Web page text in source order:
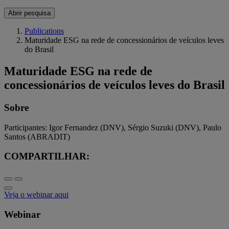
Abrir pesquisa
Publications
Maturidade ESG na rede de concessionários de veículos leves
do Brasil
Maturidade ESG na rede de
concessionários de veículos leves do Brasil
Sobre
Participantes: Igor Fernandez (DNV), Sérgio Suzuki (DNV), Paulo
Santos (ABRADIT)
COMPARTILHAR:
Veja o webinar aqui
Webinar